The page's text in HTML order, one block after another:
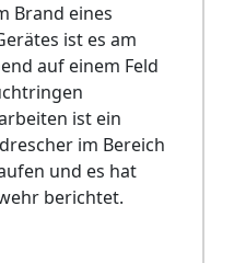
Brand eines
ist es am
auf einem Feld
ist ein
im Bereich
und es hat
berichtet.